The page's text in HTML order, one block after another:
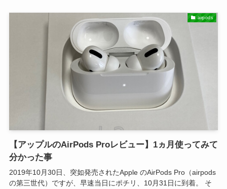
airpods
【アップルのAirPods Proレビュー】1ヵ月使ってみて
分かった事
2019年10月30日、突如発売されたApple のAirPods Pro（airpods
の第三世代）ですが、早速当日にポチリ、10月31日に到着。 そ